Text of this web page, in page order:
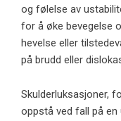
og følelse av
for å øke bevegelse
hevelse eller
på brudd eller
Skulderluksasjoner,
oppstå ved fall på